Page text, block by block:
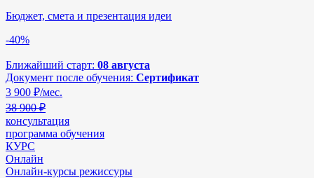
Бюджет, смета и презентация идеи
-40%
Ближайший старт: 08 августа
Документ после обучения: Сертификат
3 900 ₽/мес.
38 900 ₽
консультация
программа обучения
КУРС
Онлайн
Онлайн-курсы режиссуры